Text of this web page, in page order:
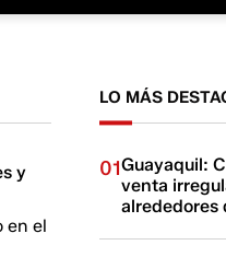
y
en el
LO MÁS
01Guayaquil:
venta
alrededores